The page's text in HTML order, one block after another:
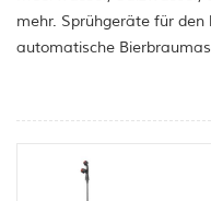
mehr. Sprühgeräte für
automatische